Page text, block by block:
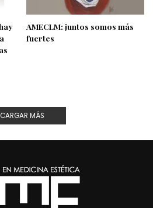
AMECLM: juntos somos más
fuertes
CARGAR MÁS